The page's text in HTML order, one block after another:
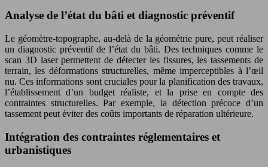
Analyse de l’état du bâti et diagnostic préventif
Le géomètre-topographe, au-delà de la géométrie pure, peut réaliser
un diagnostic préventif de l’état du bâti. Des techniques comme le
scan 3D laser permettent de détecter les fissures, les tassements de
terrain, les déformations structurelles, même imperceptibles à l’œil
nu. Ces informations sont cruciales pour la planification des travaux,
l’établissement d’un budget réaliste, et la prise en compte des
contraintes structurelles. Par exemple, la détection précoce d’un
tassement peut éviter des coûts importants de réparation ultérieure.
Intégration des contraintes réglementaires et
urbanistiques